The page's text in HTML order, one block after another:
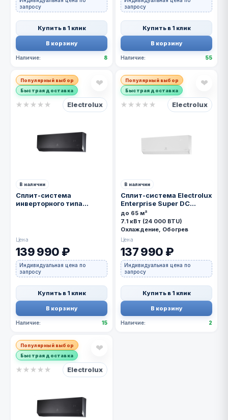
запросу
Купить в 1 клик
В корзину
Наличие: 8
запросу
Купить в 1 клик
В корзину
Наличие: 55
Популярный выбор
Быстрая доставка
❤
★ ★ ★ ★ ★ Electrolux
В наличии
Сплит-система
инверторного типа
Цена
139 990 ₽
Индивидуальная цена по
запросу
Купить в 1 клик
В корзину
Наличие: 15
Популярный выбор
Быстрая доставка
❤
★ ★ ★ ★ ★ Electrolux
В наличии
Сплит-система Electrolux
Enterprise Super DC
EACS/I-24HEN-
WHITE/N8_24Y
до 65 м²
7.1 кВт (24 000 BTU)
Охлаждение, Обогрев
Цена
137 990 ₽
Индивидуальная цена по
запросу
Купить в 1 клик
В корзину
Наличие: 2
Популярный выбор
Быстрая доставка
❤
★ ★ ★ ★ ★ Electrolux